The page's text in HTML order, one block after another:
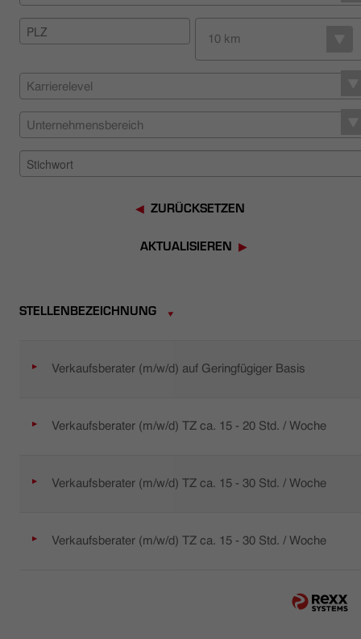
HÄNDLERSUCHE
10 km
Karrierelevel
Unternehmensbereich
ZURÜCKSETZEN
AKTUALISIEREN
STELLENBEZEICHNUNG
Verkaufsberater (m/w/d) auf Geringfügiger Basis
Verkaufsberater (m/w/d) TZ ca. 15 - 20 Std. / Woche
Verkaufsberater (m/w/d) TZ ca. 15 - 30 Std. / Woche
Verkaufsberater (m/w/d) TZ ca. 15 - 30 Std. / Woche